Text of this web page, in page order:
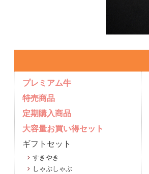
プレミアム牛
特売商品
定期購入商品
大容量お買い得セット
ギフトセット
すきやき
しゃぶしゃぶ